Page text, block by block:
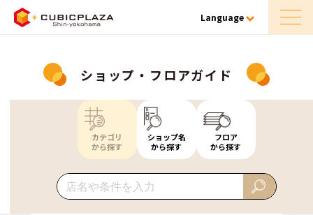
Language
ショップ・フロアガイド
カテゴリ
から探す
ショップ名
から探す
フロア
から探す